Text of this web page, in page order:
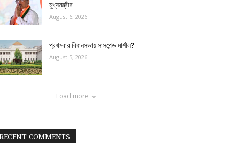
মুখ্যমন্ত্রীর
August 6, 2026
প্রথমবার বিধানসভায় সাসপেন্ড মার্শাল?
August 5, 2026
Load more
COMMENTS